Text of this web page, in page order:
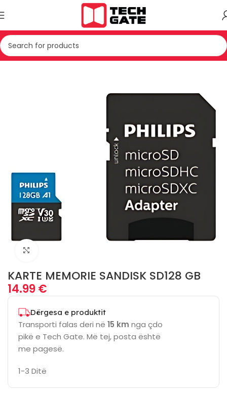
Kreu IT AKSESOR KARTE MEMORIE
KARTE MEMORIE SANDISK SD128 GB
14.99€
Dërgesa e produktit
Transporti falas deri në 15 km nga çdo
pikë e Tech Gate. Më tej, posta është
me pagesë.
1-3 Ditë